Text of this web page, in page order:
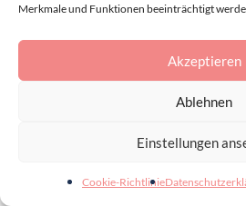
Merkmale und Funktionen beeinträchtigt
Akzeptieren
Ablehnen
Einstellungen
Cookie-Richtlinie
Geschenke, damit sie
Die Pflege hängt vom Material und
Personalisierung ab. Generell sollten
des Herstellers beachten. Gravierte
Textilien oft schonend gewaschen